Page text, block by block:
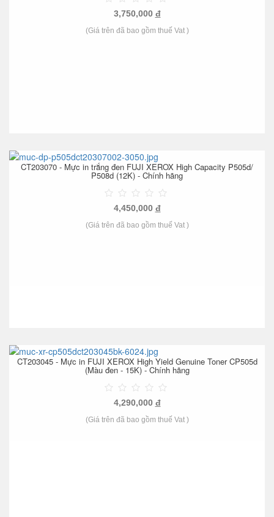
3,750,000 đ
(Giá trên đã bao gồm thuế Vat )
CT203070 - Mực in trắng đen FUJI XEROX High Capacity P505d/
P508d (12K) - Chính hãng
4,450,000 đ
(Giá trên đã bao gồm thuế Vat )
CT203045 - Mực in FUJI XEROX High Yield Genuine Toner CP505d
(Màu đen - 15K) - Chính hãng
4,290,000 đ
(Giá trên đã bao gồm thuế Vat )